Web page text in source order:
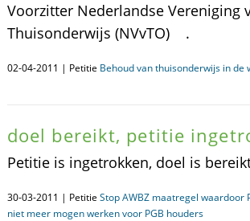
Voorzitter Nederlandse Vereniging
Thuisonderwijs (NVvTO) .
02-04-2011 | Petitie Behoud van thuisonderwijs in de
doel bereikt, petitie
Petitie is ingetrokken, doel is
30-03-2011 | Petitie Stop AWBZ maatregel waardoor
niet meer mogen werken voor PGB houders